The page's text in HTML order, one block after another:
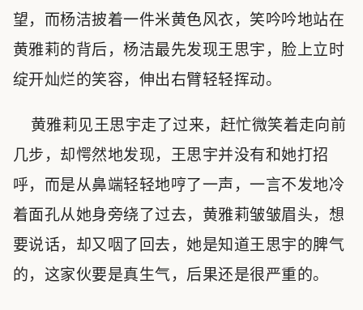
望，而杨洁披着一件米黄色风衣，笑吟吟地站在
黄雅莉的背后，杨洁最先发现王思宇，脸上立时
绽开灿烂的笑容，伸出右臂轻轻挥动。
黄雅莉见王思宇走了过来，赶忙微笑着走向前
几步，却愕然地发现，王思宇并没有和她打招
呼，而是从鼻端轻轻地哼了一声，一言不发地冷
着面孔从她身旁绕了过去，黄雅莉皱皱眉头，想
要说话，却又咽了回去，她是知道王思宇的脾气
的，这家伙要是真生气，后果还是很严重的。